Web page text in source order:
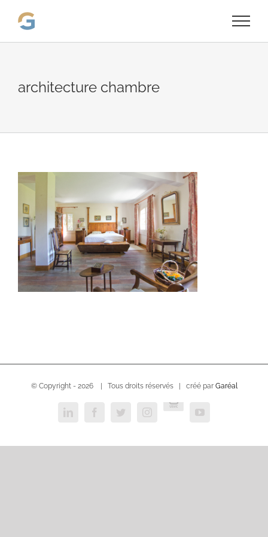
architecture chambre
© Copyright - 2026 | Tous droits réservés | créé par Garéal
LinkedInFacebookTwitterInstagram
USVC
YouTube